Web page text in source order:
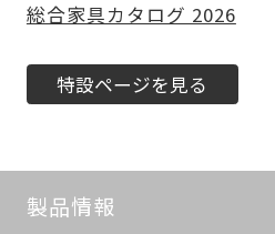
総合家具カタログ 2026
特設ページを見る
製品情報